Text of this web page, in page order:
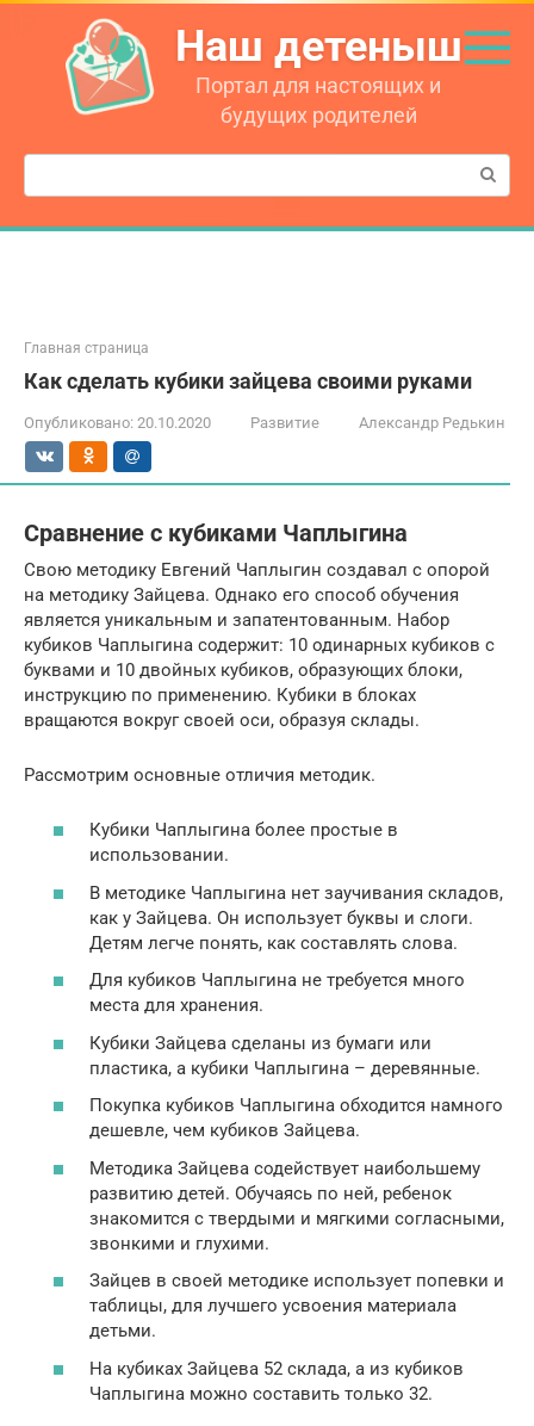
Перейти
контенту
Наш детеныш
Портал для настоящих и
будущих родителей
Поиск:
Главная страница
Как сделать кубики зайцева своими руками
Опубликовано: 20.10.2020 Развитие Александр Редькин
Сравнение с кубиками Чаплыгина
Свою методику Евгений Чаплыгин создавал с опорой
на методику Зайцева. Однако его способ обучения
является уникальным и запатентованным. Набор
кубиков Чаплыгина содержит: 10 одинарных кубиков с
буквами и 10 двойных кубиков, образующих блоки,
инструкцию по применению. Кубики в блоках
вращаются вокруг своей оси, образуя склады.
Рассмотрим основные отличия методик.
Кубики Чаплыгина более простые в
использовании.
В методике Чаплыгина нет заучивания складов,
как у Зайцева. Он использует буквы и слоги.
Детям легче понять, как составлять слова.
Для кубиков Чаплыгина не требуется много
места для хранения.
Кубики Зайцева сделаны из бумаги или
пластика, а кубики Чаплыгина – деревянные.
Покупка кубиков Чаплыгина обходится намного
дешевле, чем кубиков Зайцева.
Методика Зайцева содействует наибольшему
развитию детей. Обучаясь по ней, ребенок
знакомится с твердыми и мягкими согласными,
звонкими и глухими.
Зайцев в своей методике использует попевки и
таблицы, для лучшего усвоения материала
детьми.
На кубиках Зайцева 52 склада, а из кубиков
Чаплыгина можно составить только 32.